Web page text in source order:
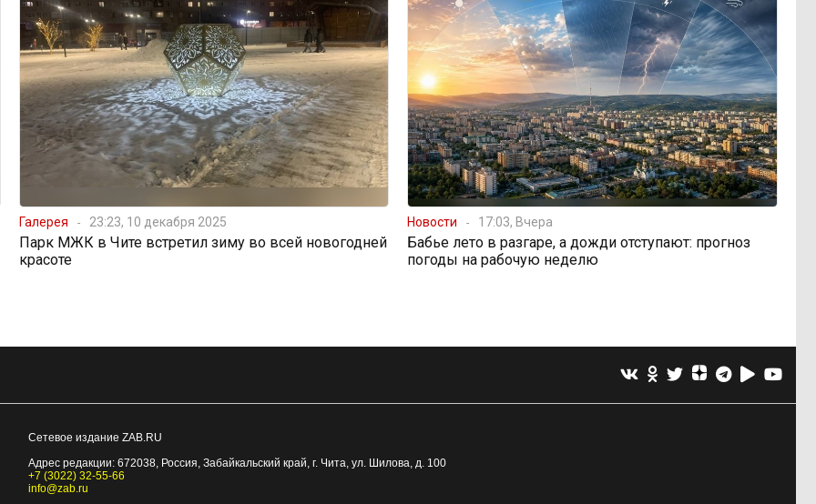
Галерея 23:23, 10 декабря 2025
Парк МЖК в Чите встретил зиму во всей новогодней
красоте
Новости 17:03, Вчера
Бабье лето в разгаре, а дожди отступают: прогноз
погоды на рабочую неделю
Сетевое издание ZAB.RU
Адрес редакции: 672038, Россия, Забайкальский край, г. Чита, ул. Шилова, д. 100
+7 (3022) 32-55-66
info@zab.ru